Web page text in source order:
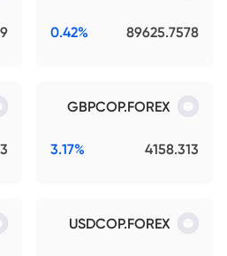
89625.7578
0.42%
GBPCOP.FOREX
4158.313
3.17%
USDCOP.FOREX